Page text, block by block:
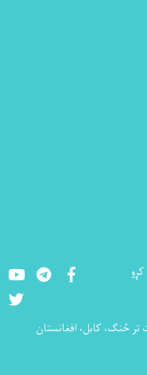
YoutubeLinkedIn
تر څنګ، کابل، افغانستان